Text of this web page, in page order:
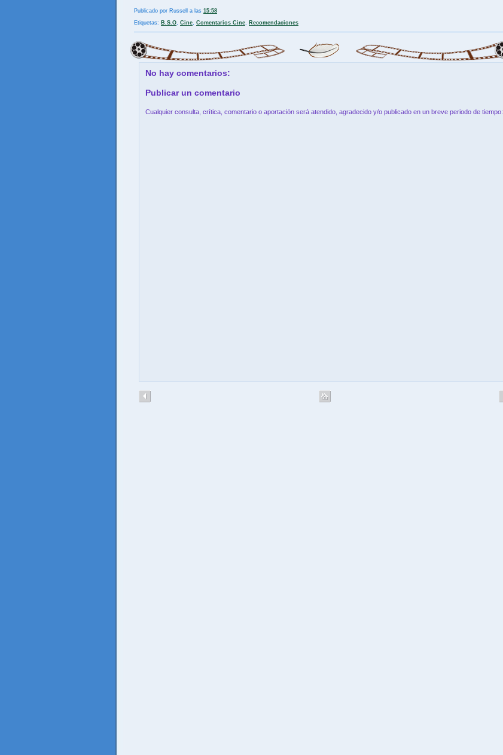
Publicado por Russell a las 15:58
Etiquetas: B.S.O Cine Comentarios Cine Recomendaciones
No hay comentarios:
Publicar un comentario
Cualquier consulta, crítica, comentario o aportación será atendido, agradecido y/o publicado en un breve periodo de tiempo: